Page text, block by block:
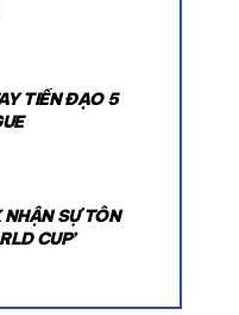
TIỀN ĐẠO 5
NHẬN SỰ TÔN
CUP’